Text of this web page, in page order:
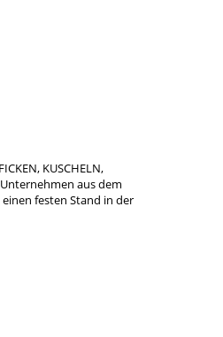
KUSCHELN,
aus dem
festen Stand in der